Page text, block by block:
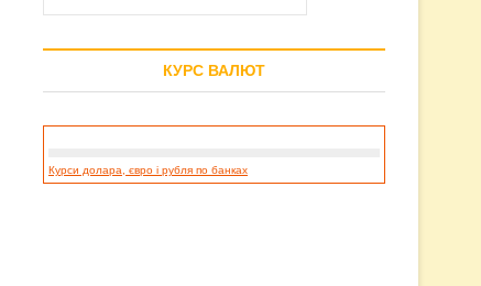
КУРС ВАЛЮТ
Курси долара, євро і рубля по банках